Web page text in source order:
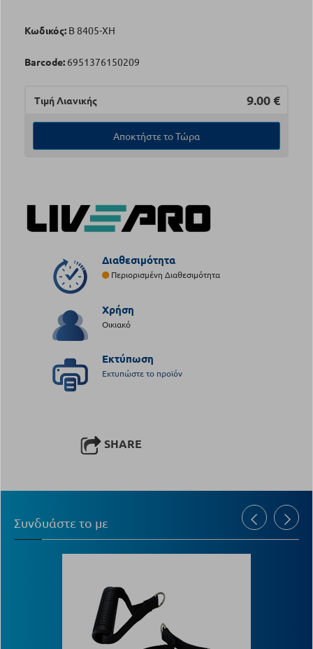
Κωδικός: Β 8405-XH
Barcode: 6951376150209
Τιμή Λιανικής 9.00 €
Αποκτήστε το Τώρα
Διαθεσιμότητα
Περιορισμένη Διαθεσιμότητα
Χρήση
Οικιακό
Εκτύπωση
Εκτυπώστε το προϊόν
SHARE
Συνδυάστε το με